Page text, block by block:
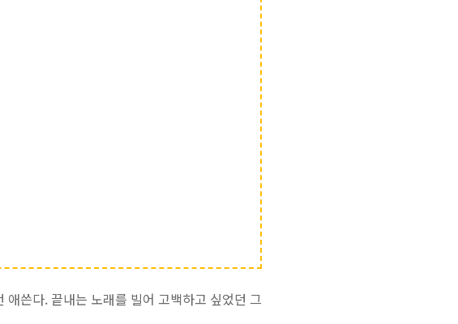
쓴다. 끝내는 노래를 빌어 고백하고 싶었던 그